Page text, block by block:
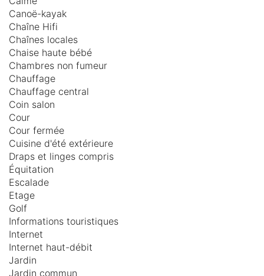
Canoë-kayak
Chaîne Hifi
Chaînes locales
Chaise haute bébé
Chambres non fumeur
Chauffage
Chauffage central
Coin salon
Cour
Cour fermée
Cuisine d'été extérieure
Draps et linges compris
Équitation
Escalade
Etage
Golf
Informations touristiques
Internet
Internet haut-débit
Jardin
Jardin commun